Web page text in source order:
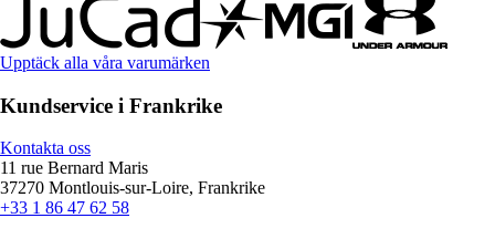
Upptäck alla våra varumärken
Kundservice i Frankrike
Kontakta oss
11 rue Bernard Maris
37270 Montlouis-sur-Loire, Frankrike
+33 1 86 47 62 58